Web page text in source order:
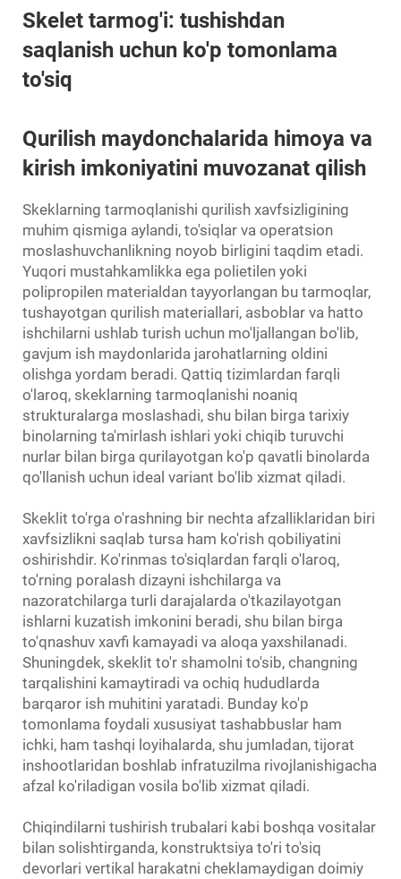
Skelet tarmog'i: tushishdan
saqlanish uchun ko'p tomonlama
to'siq
Qurilish maydonchalarida himoya va
kirish imkoniyatini muvozanat qilish
Skeklarning tarmoqlanishi qurilish xavfsizligining
muhim qismiga aylandi, to'siqlar va operatsion
moslashuvchanlikning noyob birligini taqdim etadi.
Yuqori mustahkamlikka ega polietilen yoki
polipropilen materialdan tayyorlangan bu tarmoqlar,
tushayotgan qurilish materiallari, asboblar va hatto
ishchilarni ushlab turish uchun mo'ljallangan bo'lib,
gavjum ish maydonlarida jarohatlarning oldini
olishga yordam beradi. Qattiq tizimlardan farqli
o'laroq, skeklarning tarmoqlanishi noaniq
strukturalarga moslashadi, shu bilan birga tarixiy
binolarning ta'mirlash ishlari yoki chiqib turuvchi
nurlar bilan birga qurilayotgan ko'p qavatli binolarda
qo'llanish uchun ideal variant bo'lib xizmat qiladi.
Skeklit to'rga o'rashning bir nechta afzalliklaridan biri
xavfsizlikni saqlab tursa ham ko'rish qobiliyatini
oshirishdir. Ko'rinmas to'siqlardan farqli o'laroq,
to'rning poralash dizayni ishchilarga va
nazoratchilarga turli darajalarda o'tkazilayotgan
ishlarni kuzatish imkonini beradi, shu bilan birga
to'qnashuv xavfi kamayadi va aloqa yaxshilanadi.
Shuningdek, skeklit to'r shamolni to'sib, changning
tarqalishini kamaytiradi va ochiq hududlarda
barqaror ish muhitini yaratadi. Bunday ko'p
tomonlama foydali xususiyat tashabbuslar ham
ichki, ham tashqi loyihalarda, shu jumladan, tijorat
inshootlaridan boshlab infratuzilma rivojlanishigacha
afzal ko'riladigan vosila bo'lib xizmat qiladi.
Chiqindilarni tushirish trubalari kabi boshqa vositalar
bilan solishtirganda, konstruktsiya to'ri to'siq
devorlari vertikal harakatni cheklamaydigan doimiy